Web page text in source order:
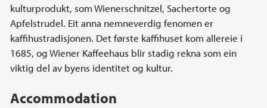
kulturprodukt, som Wienerschnitzel, Sachertorte og
Apfelstrudel. Eit anna nemneverdig fenomen er
kaffihustradisjonen. Det første kaffihuset kom allereie i
1685, og Wiener Kaffeehaus blir stadig rekna som ein
viktig del av byens identitet og kultur.
Accommodation